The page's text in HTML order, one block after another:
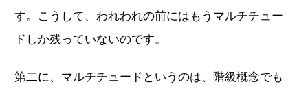
す。こうして、われわれの前にはもうマルチチュー
ドしか残っていないのです。
第二に、マルチチュードというのは、階級概念でも